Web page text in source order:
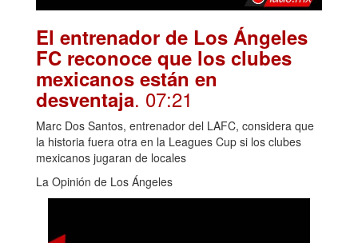
El entrenador de Los Ángeles
FC reconoce que los clubes
mexicanos están en
desventaja. 07:21
Marc Dos Santos, entrenador del LAFC, considera que
la historia fuera otra en la Leagues Cup si los clubes
mexicanos jugaran de locales
La Opinión de Los Ángeles